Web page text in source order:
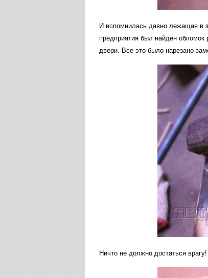
И вспомнилась давно лежащая в
предприятия был найден обломок
двери. Все это было нарезано
Ничто не должно достаться врагу!